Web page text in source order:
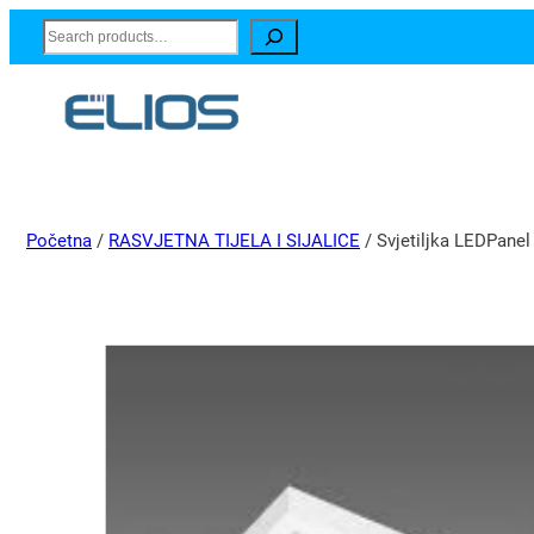
Search
Početna / RASVJETNA TIJELA I SIJALICE / Svjetiljka LEDPanel